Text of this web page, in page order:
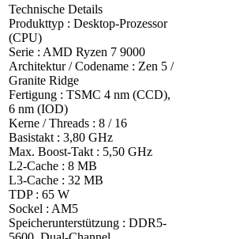
Technische Details
Produkttyp : Desktop-Prozessor
(CPU)
Serie : AMD Ryzen 7 9000
Architektur / Codename : Zen 5 /
Granite Ridge
Fertigung : TSMC 4 nm (CCD),
6 nm (IOD)
Kerne / Threads : 8 / 16
Basistakt : 3,80 GHz
Max. Boost-Takt : 5,50 GHz
L2-Cache : 8 MB
L3-Cache : 32 MB
TDP : 65 W
Sockel : AM5
Speicherunterstützung : DDR5-